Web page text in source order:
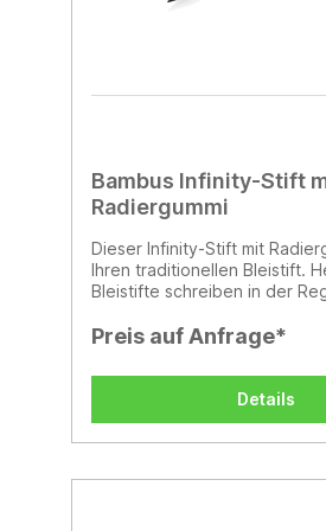
Bambus Infinity-Stift
Radiergummi
Dieser Infinity-Stift mit
Ihren traditionellen Bleistift.
Bleistifte schreiben in der
Infinity-Stift hat eine
zu etwa 20.000 Metern, da er
Graphitspitze verwendet, um
Graphitlinie zu erzeugen. Er
nur wie ein Bleistift, sie
auch wie gewohnt
Preis auf Anfrage*
Details